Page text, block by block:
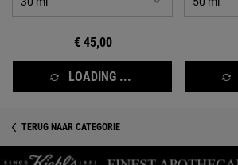
€ 45,00
LOADING ...
TERUG NAAR CATEGORIE